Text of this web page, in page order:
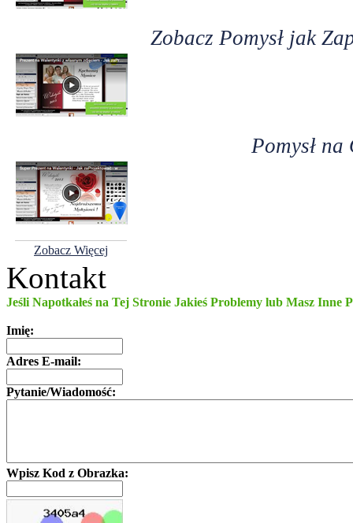
Zobacz Pomysł jak
Pomysł
Zobacz Więcej
Kontakt
Jeśli Napotkałeś na Tej Stronie Jakieś Problemy lub Masz Inne
Imię:
Adres E-mail:
Pytanie/Wiadomość:
Wpisz Kod z Obrazka: